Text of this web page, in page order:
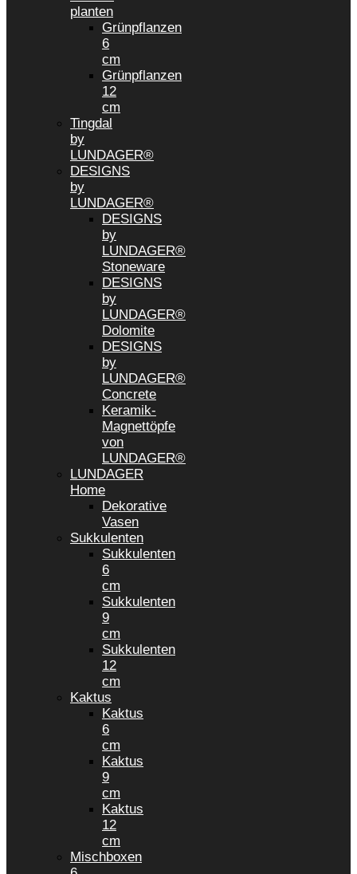
planten
Grünpflanzen
6
cm
Grünpflanzen
12
cm
Tingdal
by
LUNDAGER®
DESIGNS
by
LUNDAGER®
DESIGNS
by
LUNDAGER®
Stoneware
DESIGNS
by
LUNDAGER®
Dolomite
DESIGNS
by
LUNDAGER®
Concrete
Keramik-
Magnettöpfe
von
LUNDAGER®
LUNDAGER
Home
Dekorative
Vasen
Sukkulenten
Sukkulenten
6
cm
Sukkulenten
9
cm
Sukkulenten
12
cm
Kaktus
Kaktus
6
cm
Kaktus
9
cm
Kaktus
12
cm
Mischboxen